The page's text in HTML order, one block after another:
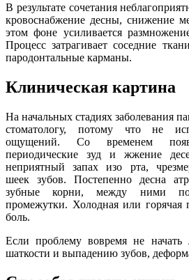
В результате сочетания
кровоснабжение десны, снижение
этом фоне усиливается
Процесс затрагивает соседние
пародонтальные карманы.
Клиническая картина
На начальных стадиях заболевания
стоматологу, потому что не
ощущений. Со временем
периодические зуд и жжение
неприятный запах изо рта,
шеек зубов. Постепенно десна
зубные корни, между ними
промежутки. Холодная или
боль.
Если проблему вовремя не начать
шаткости и выпадению зубов,